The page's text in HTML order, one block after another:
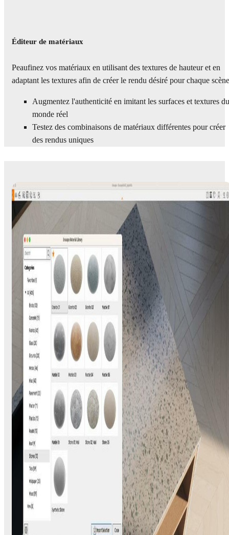
Éditeur de matériaux
Peaufinez vos matériaux en utilisant des textures de hauteur et en
adaptant les textures afin de créer le rendu désiré pour chaque
Augmentez l'authenticité en imitant les surfaces et textures du
monde réel
Testez des combinaisons de matériaux différentes pour créer
des rendus uniques